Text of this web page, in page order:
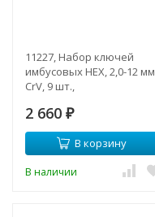
11227, Набор ключей
имбусовых HEX, 2,0-12 мм,
CrV, 9 шт.,
удлиненные
2 660 ₽
В корзину
В наличии